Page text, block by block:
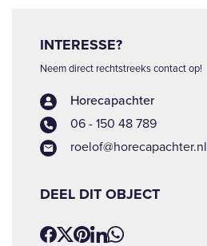
INTERESSE?
Neem direct rechtstreeks contact op!
Horecapachter
06 - 150 48 789
roelof@horecapachter.nl
DEEL DIT OBJECT